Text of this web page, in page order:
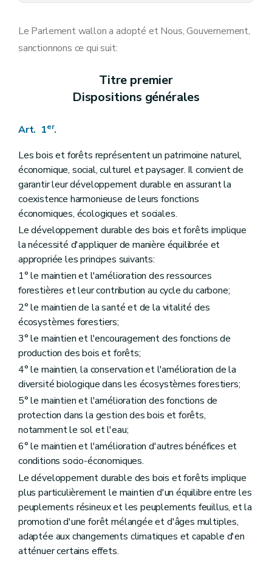
Art. 13
Art. 16
Dispositions particulières à certains modes de locomotion ou à certaines activités
Art. 19
Art. 24
Section 3 Dispositions particulières aux balisages, aux balises, aux aires et aux zones délimitées accessibles aux activités de jeunesse et aux mouvements encadrés à vocation pédagogique ou thérapeutique
Art. 25
Art. 26
Art. 27
Art. 28
Art. 29
Chapitre V Des subventions
Art. 30
Chapitre VI De la conservation des bois et forêts
Art. 31
Art. 32
Art. 33
Art. 34
Art. 35
Art. 36
Art. 37
Art. 38
Art. 39
Art. 40
Art. 41
Art. 42
Art. 43
Art. 44
Art. 45
Art. 47
Art. 48
Art. 49
Art. 50
Art. 51
Titre IV
Du régime forestier
Chapitre premier Champ d'application du régime forestier
Art. 52
Art. 53
Art. 54
Le Parlement wallon a adopté et Nous, Gouvernement,
sanctionnons ce qui suit:
Titre premier
Dispositions générales
Art. 1er.
Les bois et forêts représentent un patrimoine naturel,
économique, social, culturel et paysager. Il convient de
garantir leur développement durable en assurant la
coexistence harmonieuse de leurs fonctions
économiques, écologiques et sociales.
Le développement durable des bois et forêts implique
la nécessité d'appliquer de manière équilibrée et
appropriée les principes suivants:
1° le maintien et l'amélioration des ressources
forestières et leur contribution au cycle du carbone;
2° le maintien de la santé et de la vitalité des
écosystèmes forestiers;
3° le maintien et l'encouragement des fonctions de
production des bois et forêts;
4° le maintien, la conservation et l'amélioration de la
diversité biologique dans les écosystèmes forestiers;
5° le maintien et l'amélioration des fonctions de
protection dans la gestion des bois et forêts,
notamment le sol et l'eau;
6° le maintien et l'amélioration d'autres bénéfices et
conditions socio-économiques.
Le développement durable des bois et forêts implique
plus particulièrement le maintien d'un équilibre entre les
peuplements résineux et les peuplements feuillus, et la
promotion d'une forêt mélangée et d'âges multiples,
adaptée aux changements climatiques et capable d'en
atténuer certains effets.